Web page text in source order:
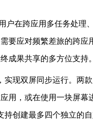
户在跨应用多任务处理
要应对频繁差旅的跨应
成果共享的多方位支持。
实现双屏同步运行。两
用，或在使用一块屏幕
持创建最多四个独立的